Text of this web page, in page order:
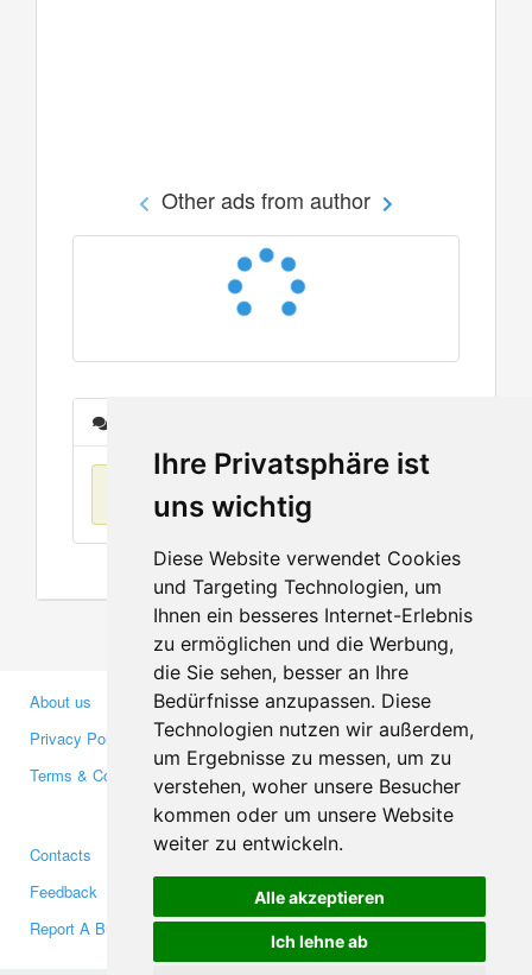
Ihre Privatsphäre ist
uns wichtig
Diese Website verwendet Cookies
und Targeting Technologien, um
Ihnen ein besseres Internet-Erlebnis
zu ermöglichen und die Werbung,
die Sie sehen, besser an Ihre
Bedürfnisse anzupassen. Diese
Technologien nutzen wir außerdem,
um Ergebnisse zu messen, um zu
verstehen, woher unsere Besucher
kommen oder um unsere Website
weiter zu entwickeln.
Alle akzeptieren
Ich lehne ab
Other ads from author
No items found
About us
Privacy Policy
Terms & Conditions
Business Partners
Investors
Media
Contacts
Feedback
Report A Bug
Facebook
Twitter
YouTube
Google+